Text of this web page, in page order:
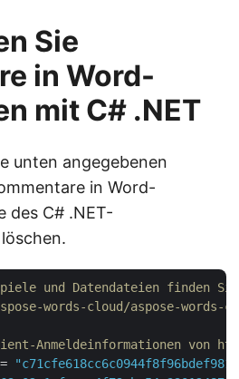
Sie
in Word-
mit C# .NET
unten angegebenen
in Word-
des C# .NET-
und Datendateien finden
words-cloud/aspose-words-
Anmeldeinformationen von